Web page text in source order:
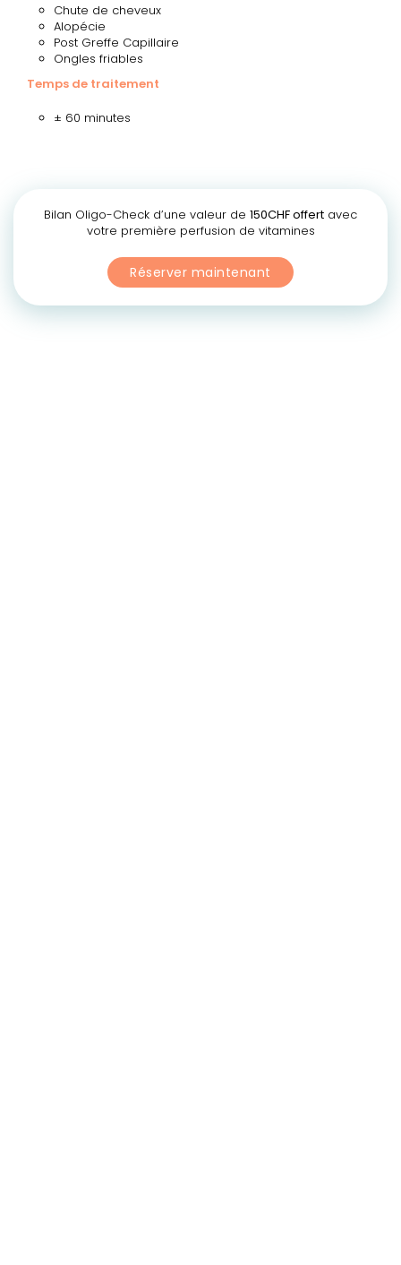
Chute de cheveux
Alopécie
Post Greffe Capillaire
Ongles friables
Temps de traitement
± 60 minutes
Bilan Oligo-Check d’une valeur de 150CHF offert avec
votre première perfusion de vitamines
Réserver maintenant